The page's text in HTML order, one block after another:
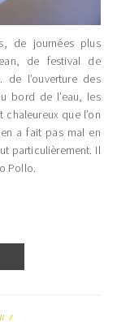
de journées plus
de festival de
l’ouverture des
bord de l’eau, les
que l’on
a fait pas mal en
particulièrement. Il
Pollo.
?